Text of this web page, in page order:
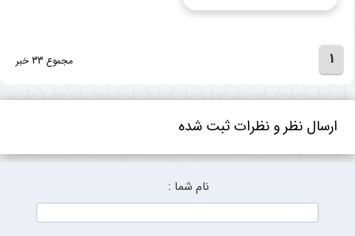
1 مجموع 33 خبر
ارسال نظر و نظرات ثبت شده
نام شما :